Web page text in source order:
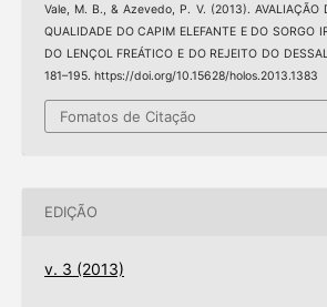
Vale, M. B., & Azevedo, P. V. (2013). AVALIAÇÃO
QUALIDADE DO CAPIM ELEFANTE E DO SORGO
DO LENÇOL FREÁTICO E DO REJEITO DO
181–195. https://doi.org/10.15628/holos.2013.1383
Fomatos de Citação
EDIÇÃO
v. 3 (2013)